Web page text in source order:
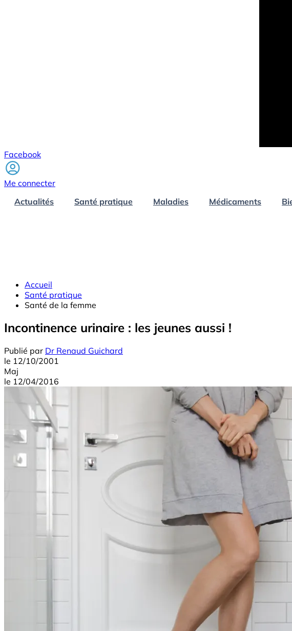
Facebook
Me connecter
Actualités
Santé pratique Maladies Médicaments
Accueil
Santé pratique
Santé de la femme
Incontinence urinaire : les jeunes aussi !
Publié par Dr Renaud Guichard
le 12/10/2001
Maj
le 12/04/2016